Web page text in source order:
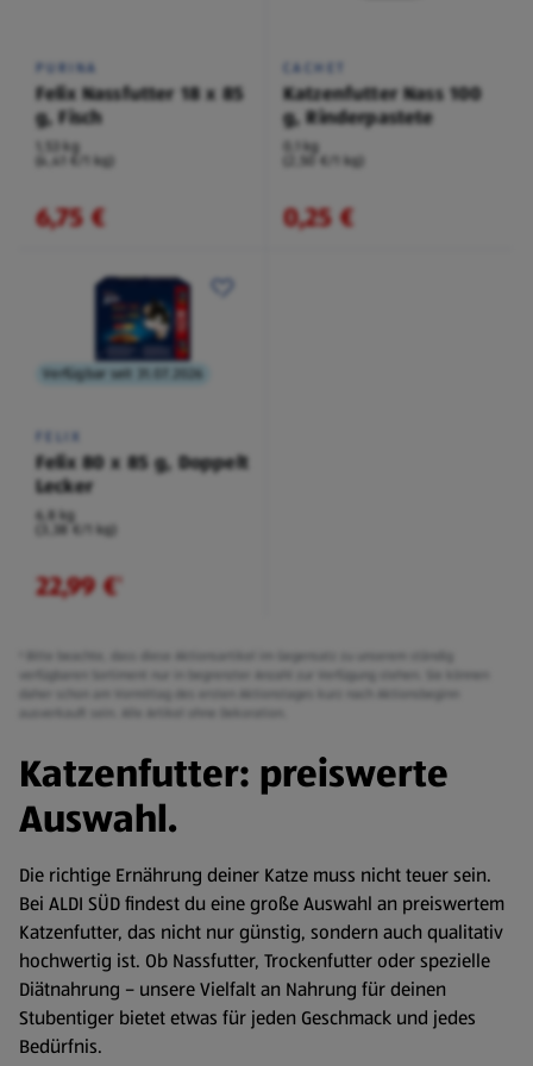
PURINA
Felix Nassfutter 18 x 85
g, Fisch
1,53 kg
(4,41 €/1 kg)
6,75 €
CACHET
Katzenfutter Nass 100
g, Rinderpastete
0,1 kg
(2,50 €/1 kg)
0,25 €
Verfügbar seit 31.07.2026
FELIX
Felix 80 x 85 g, Doppelt
Lecker
6,8 kg
(3,38 €/1 kg)
22,99 €¹
¹ Bitte beachte, dass diese Aktionsartikel im Gegensatz zu unserem ständig
daher schon am Vormittag des ersten Aktionstages kurz nach Aktionsbeginn
Katzenfutter: preiswerte
Auswahl.
Die richtige Ernährung deiner Katze muss nicht teuer sein.
Bei ALDI SÜD findest du eine große Auswahl an preiswertem
Katzenfutter, das nicht nur günstig, sondern auch qualitativ
hochwertig ist. Ob Nassfutter, Trockenfutter oder spezielle
Diätnahrung – unsere Vielfalt an Nahrung für deinen
Stubentiger bietet etwas für jeden Geschmack und jedes
Bedürfnis.